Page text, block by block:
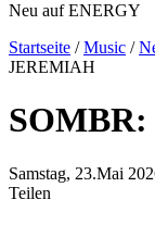
Neu auf ENERGY
Startseite /Music /
JEREMIAH
Samstag, 23.Mai
Teilen